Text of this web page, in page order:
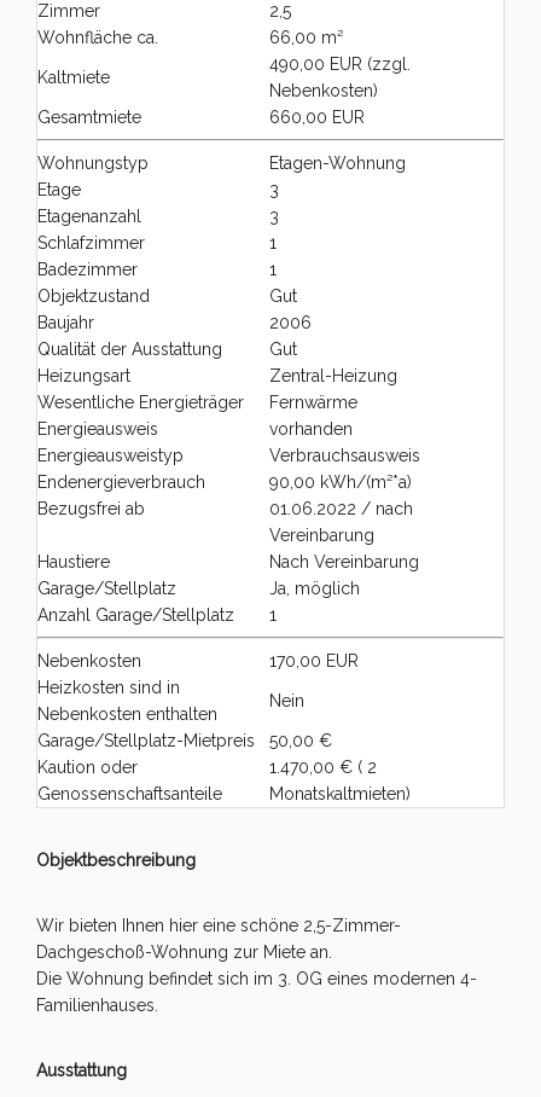
Zimmer
2,5
Wohnfläche ca.
66,00 m²
Kaltmiete
490,00 EUR (zzgl.
Nebenkosten)
Gesamtmiete
660,00 EUR
Wohnungstyp
Etagen-Wohnung
Etage
3
Etagenanzahl
3
Schlafzimmer
1
Badezimmer
1
Objektzustand
Gut
Baujahr
2006
Qualität der Ausstattung
Gut
Heizungsart
Zentral-Heizung
Wesentliche Energieträger
Fernwärme
Energieausweis
vorhanden
Energieausweistyp
Verbrauchsausweis
Endenergieverbrauch
90,00 kWh/(m²*a)
Bezugsfrei ab
01.06.2022 / nach
Vereinbarung
Haustiere
Nach Vereinbarung
Garage/Stellplatz
Ja, möglich
Anzahl Garage/Stellplatz
1
Nebenkosten
170,00 EUR
Heizkosten sind in
Nebenkosten enthalten
Nein
Garage/Stellplatz-Mietpreis
50,00 €
Kaution oder
Genossenschaftsanteile
1.470,00 € ( 2
Monatskaltmieten)
Objektbeschreibung
Wir bieten Ihnen hier eine schöne 2,5-Zimmer-
Dachgeschoß-Wohnung zur Miete an.
Die Wohnung befindet sich im 3. OG eines modernen 4-
Familienhauses.
Ausstattung